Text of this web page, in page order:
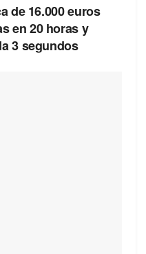
de 16.000 euros
en 20 horas y
3 segundos